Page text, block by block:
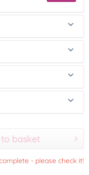
basket
- please check it!